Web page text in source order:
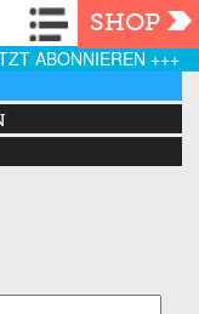
Navigation
SHOP
ABONNIEREN +++